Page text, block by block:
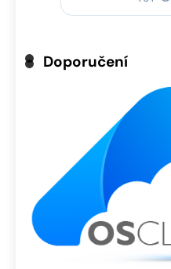
Doporučení